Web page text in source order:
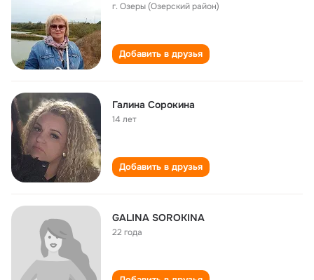
г. Озеры (Озерский район)
Добавить в друзья
Галина Сорокина
14 лет
Добавить в друзья
GALINA SOROKINA
22 года